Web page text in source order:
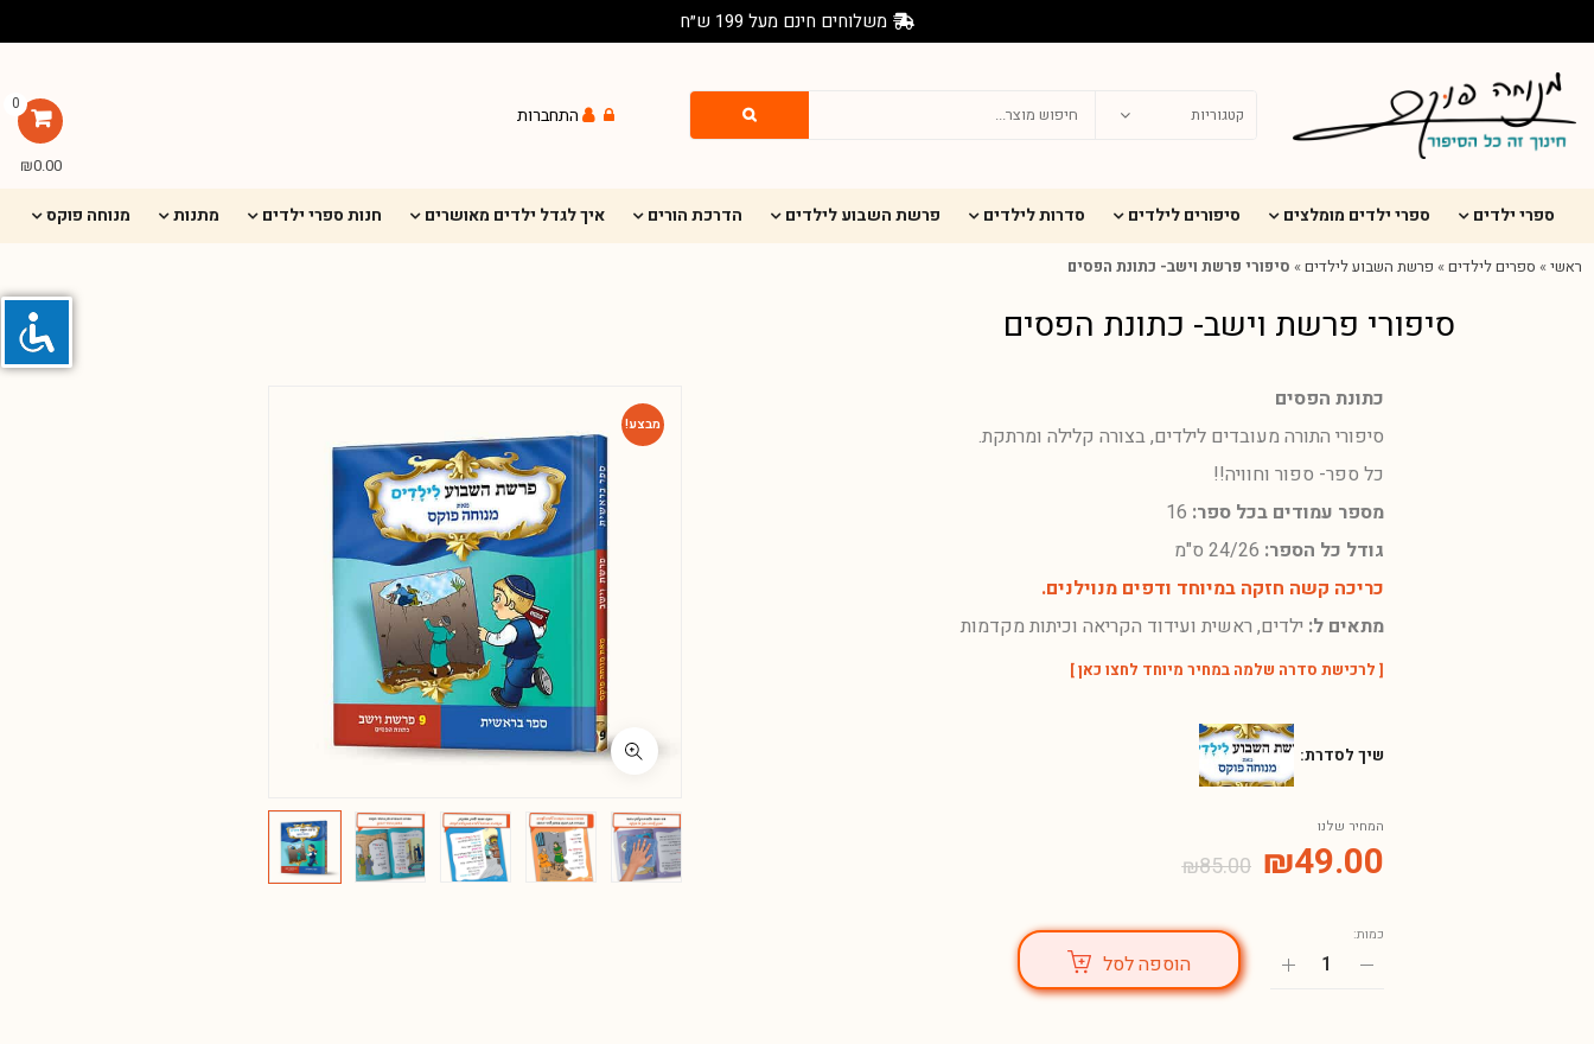
משלוחים חינם מעל 199 ש״ח
התחברות 0
₪0.00
ספרי ילדים ספרי ילדים מומלצים סיפורים לילדים סדרות לילדים פרשת השבוע לילדים הדרכת הורים איך לגדל ילדים מאושרים חנות ספרי ילדים מתנות מנוחה פוקס
ראשי» ספרים לילדים» פרשת השבוע לילדים» סיפורי פרשת וישב- כתונת הפסים
סיפורי פרשת וישב- כתונת הפסים
כתונת הפסים
סיפורי התורה מעובדים לילדים, בצורה קלילה ומרתקת.
כל ספר- ספור וחוויה!!
מספר עמודים בכל ספר:
גודל כל הספר:
כריכה קשה חזקה במיוחד ודפים מנוילנים.
מתאים ל: ילדים, ראשית ועידוד הקריאה וכיתות מקדמות
[ לרכישת סדרה שלמה במחיר מיוחד לחצו כאן]
שיך לסדרת:
המחיר שלנו
₪85.00 ₪49.00
כמות:
הוספה לסל
מבצע!